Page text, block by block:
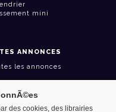
mini
ANNONCES
les annonces
des cookies, des librairies